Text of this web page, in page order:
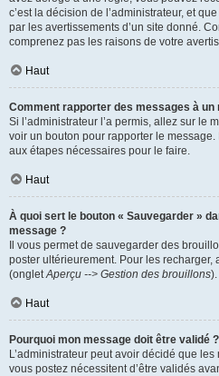
c’est la décision de l’administrateur, et
par les avertissements d’un site donné.
comprenez pas les raisons de votre
Haut
Comment rapporter des messages à un
Si l’administrateur l’a permis, allez sur le
voir un bouton pour rapporter le
aux étapes nécessaires pour le faire.
Haut
À quoi sert le bouton « Sauvegarder »
message ?
Il vous permet de sauvegarder des
poster ultérieurement. Pour les recharger,
(ongletAperçu --> Gestion des brouillons).
Haut
Pourquoi mon message doit être validé ?
L’administrateur peut avoir décidé que
vous postez nécessitent d’être validés